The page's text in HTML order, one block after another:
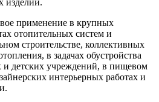
применение в крупных
отопительных систем и
строительстве, коллективных
в задачах обустройства
детских учреждений, в пищевом
интерьерных работах и